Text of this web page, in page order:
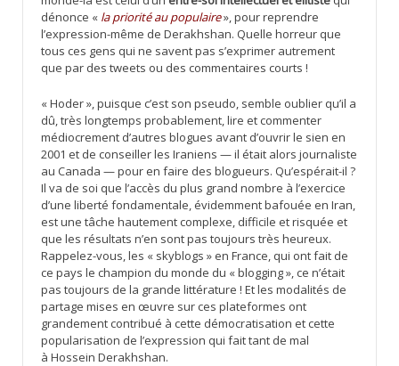
dénonce « la priorité au populaire», pour reprendre
l’expression-même de Derakhshan. Quelle horreur que
tous ces gens qui ne savent pas s’exprimer autrement
que par des tweets ou des commentaires courts !
« Hoder », puisque c’est son pseudo, semble oublier qu’il a
dû, très longtemps probablement, lire et commenter
médiocrement d’autres blogues avant d’ouvrir le sien en
2001 et de conseiller les Iraniens — il était alors journaliste
au Canada — pour en faire des blogueurs. Qu’espérait-il ?
Il va de soi que l’accès du plus grand nombre à l’exercice
d’une liberté fondamentale, évidemment bafouée en Iran,
est une tâche hautement complexe, difficile et risquée et
que les résultats n’en sont pas toujours très heureux.
Rappelez-vous, les « skyblogs » en France, qui ont fait de
ce pays le champion du monde du « blogging », ce n’était
pas toujours de la grande littérature ! Et les modalités de
partage mises en œuvre sur ces plateformes ont
grandement contribué à cette démocratisation et cette
popularisation de l’expression qui fait tant de mal
à Hossein Derakhshan.